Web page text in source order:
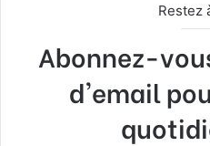
Restez
Abonnez-
d'email